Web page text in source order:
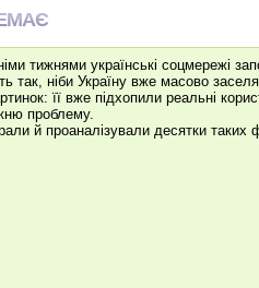
тижнями українські соцмережі
так, ніби Україну вже масово
її вже підхопили реальні
проблему.
й проаналізували десятки